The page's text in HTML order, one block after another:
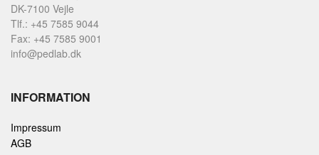
DK-7100 Vejle
Tlf.: +45 7585 9044
Fax: +45 7585 9001
info@pedlab.dk
INFORMATION
Impressum
AGB